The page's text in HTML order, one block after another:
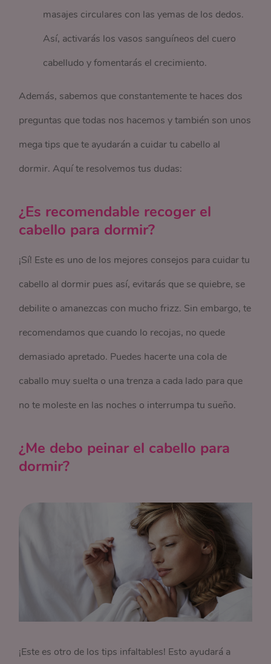
masajes circulares con las yemas de los dedos.
Así, activarás los vasos sanguíneos del cuero
cabelludo y fomentarás el crecimiento.
Además, sabemos que constantemente te haces dos
preguntas que todas nos hacemos y también son unos
mega tips que te ayudarán a cuidar tu cabello al
dormir. Aquí te resolvemos tus dudas:
¿Es recomendable recoger el
cabello para dormir?
¡Sí! Este es uno de los mejores consejos para cuidar tu
cabello al dormir pues así, evitarás que se quiebre, se
debilite o amanezcas con mucho frizz. Sin embargo, te
recomendamos que cuando lo recojas, no quede
demasiado apretado. Puedes hacerte una cola de
caballo muy suelta o una trenza a cada lado para que
no te moleste en las noches o interrumpa tu sueño.
¿Me debo peinar el cabello para
dormir?
¡Este es otro de los tips infaltables! Esto ayudará a